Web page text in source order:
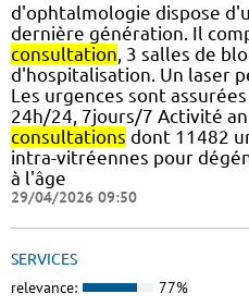
d'ophtalmologie dispose
dernière génération. Il
consultation, 3 salles de
d'hospitalisation. Un laser
Les urgences sont
24h/24, 7jours/7 Activité
consultations dont 11482
intra-vitréennes pour
à l'âge
29/04/2026 09:50
SERVICES
relevance: 77%